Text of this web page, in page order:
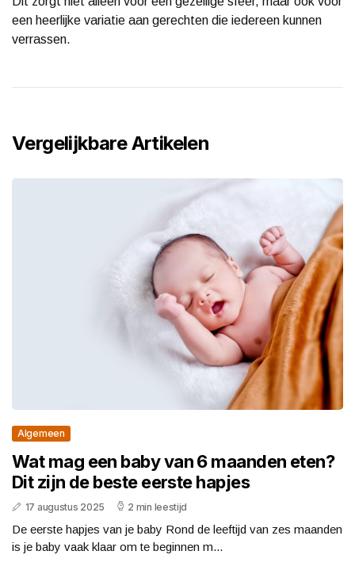
een heerlijke variatie aan gerechten die iedereen kunnen
verrassen.
Vergelijkbare Artikelen
Algemeen
Wat mag een baby van 6 maanden eten?
Dit zijn de beste eerste hapjes
17 augustus 2025 2 min leestijd
De eerste hapjes van je baby Rond de leeftijd van zes maanden
is je baby vaak klaar om te beginnen m...